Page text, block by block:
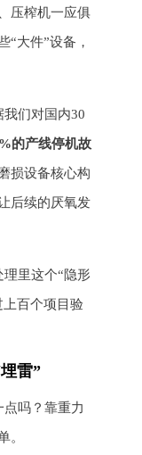
压榨机一应俱
“大件”设备，
们对国内30
的产线停机故
损设备核心构
后续的厌氧发
里这个“隐形
上百个项目验
雷”
吗？靠重力
。